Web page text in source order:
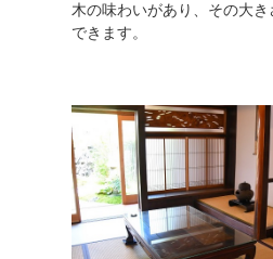
木の味わいがあり、その大
できます。